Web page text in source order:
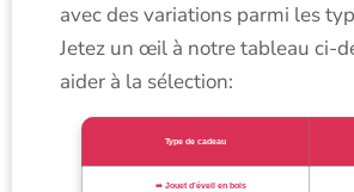
avec des variations parmi les
Jetez un œil à notre tableau ci-
aider à la sélection:
Type de cadeau
Jouet d’éveil en bois